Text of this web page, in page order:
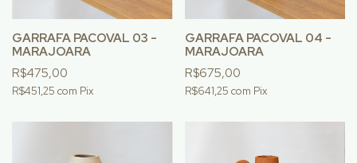
GARRAFA PACOVAL 03 -
MARAJOARA
R$475,00
R$451,25 com Pix
GARRAFA PACOVAL 04 -
MARAJOARA
R$675,00
R$641,25 com Pix